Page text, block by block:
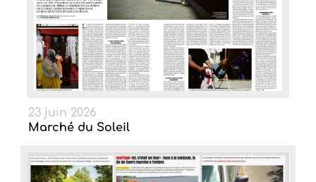
23 juin 2026
Marché du Soleil